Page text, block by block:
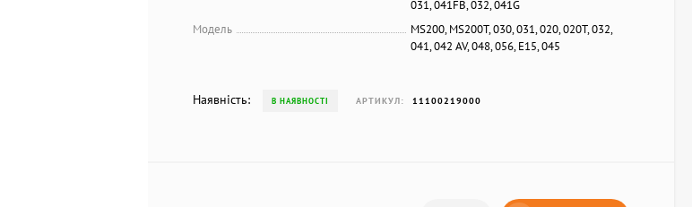
031, 041FB, 032, 041G
Модель
MS200, MS200T, 030, 031, 020, 020T, 032,
041, 042 AV, 048, 056, E15, 045
Наявність: В НАЯВНОСТІ АРТИКУЛ: 11100219000